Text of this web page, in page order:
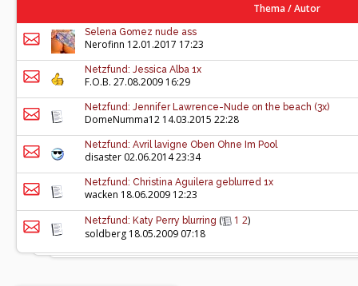
Thema/Autor
Selena Gomez nude ass
Nerofinn 12.01.2017 17:23
Netzfund: Jessica Alba 1x
F.O.B. 27.08.2009 16:29
Netzfund: Jennifer Lawrence-Nude on the beach (3x)
DomeNumma12 14.03.2015 22:28
Netzfund: Avril lavigne Oben Ohne Im Pool
disaster 02.06.2014 23:34
Netzfund: Christina Aguilera geblurred 1x
wacken 18.06.2009 12:23
Netzfund: Katy Perry blurring ( 1 2)
soldberg 18.05.2009 07:18